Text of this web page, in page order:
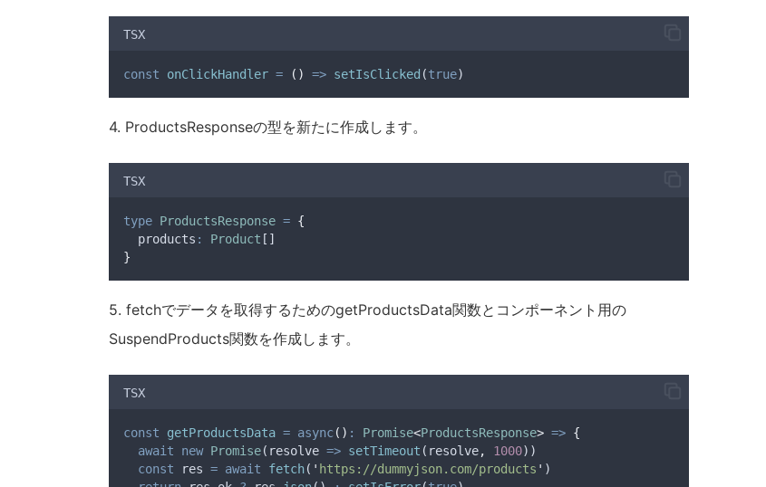
  )
}
export default App
TSX
const onClickHandler = () => setIsClicked (true)
4. ProductsResponseの型を新たに作成します。
TSX
type ProductsResponse = {
  products
: Product []
}
5. fetchでデータを取得するためのgetProductsData関数とコンポーネント用の
SuspendProducts関数を作成します。
TSX
const getProductsData = async() : Promise<ProductsResponse> => {
await
new Promise( resolve => setTimeout ( resolve, 1000))
const
res = await fetch( ' https://dummyjson.com/products ' )